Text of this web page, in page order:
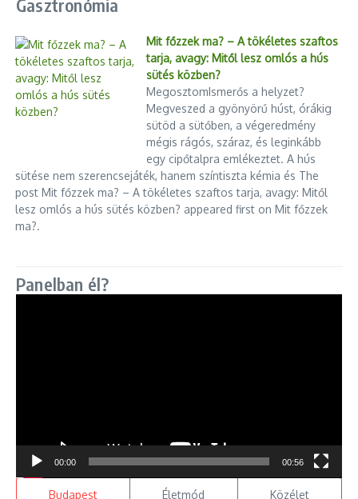
Mit főzzek ma? – A tökéletes szaftos
tarja, avagy: Mitől lesz omlós a hús
sütés közben?
MegosztomIsmerős a helyzet?
Megveszed a gyönyörű húst, órákig
sütöd a sütőben, a végeredmény
mégis rágós, száraz, és leginkább
egy cipőtalpra emlékeztet. A hús
sütése nem szerencsejáték, hanem színtiszta kémia és The
post Mit főzzek ma? – A tökéletes szaftos tarja, avagy: Mitől
lesz omlós a hús sütés közben? appeared first on Mit főzzek
ma?.
Panelban él?
00:00 00:56
Budapest Életmód Közélet